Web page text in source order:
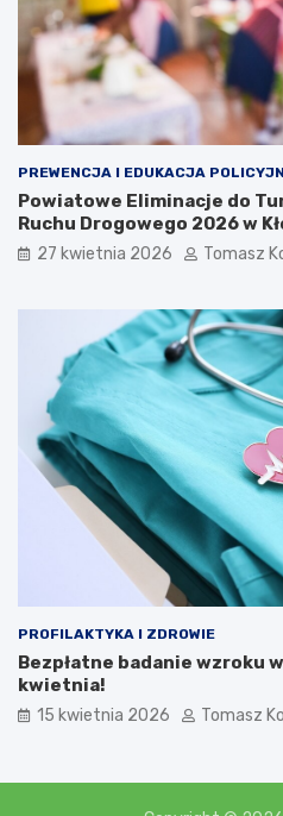
PREWENCJA I EDUKACJA
Powiatowe Eliminacje do
Ruchu Drogowego 2026 w
27 kwietnia 2026 Tomasz
PROFILAKTYKA I ZDROWIE
Bezpłatne badanie wzroku
kwietnia!
15 kwietnia 2026 Tomasz